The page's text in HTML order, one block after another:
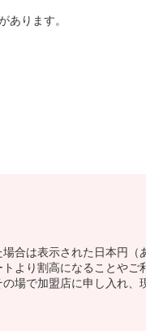
あります。
合は表示された日本円（
より割高になることやご
場で加盟店に申し入れ、